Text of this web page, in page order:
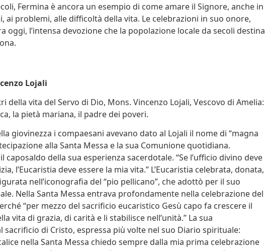
Fermina è ancora un esempio di come amare il Signore, anche in
ai problemi, alle difficoltà della vita. Le celebrazioni in suo onore,
oggi, l’intensa devozione che la popolazione locale da secoli destina
Lojali
della vita del Servo di Dio, Mons. Vincenzo Lojali, Vescovo di Amelia:
la pietà mariana, il padre dei poveri.
giovinezza i compaesani avevano dato al Lojali il nome di “magna
alla Santa Messa e la sua Comunione quotidiana.
il caposaldo della sua esperienza sacerdotale. “Se l’ufficio divino deve
l’Eucaristia deve essere la mia vita.” L’Eucaristia celebrata, donata,
nell’iconografia del “pio pellicano”, che adottò per il suo
Nella Santa Messa entrava profondamente nella celebrazione del
“per mezzo del sacrificio eucaristico Gesù capo fa crescere il
vita di grazia, di carità e li stabilisce nell’unità.” La sua
sacrificio di Cristo, espressa più volte nel suo Diario spirituale:
nella Santa Messa chiedo sempre dalla mia prima celebrazione